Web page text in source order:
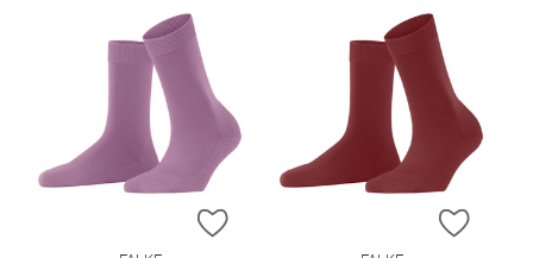
ZUR WUNSCHLISTE HINZUFÜGEN
ZUR